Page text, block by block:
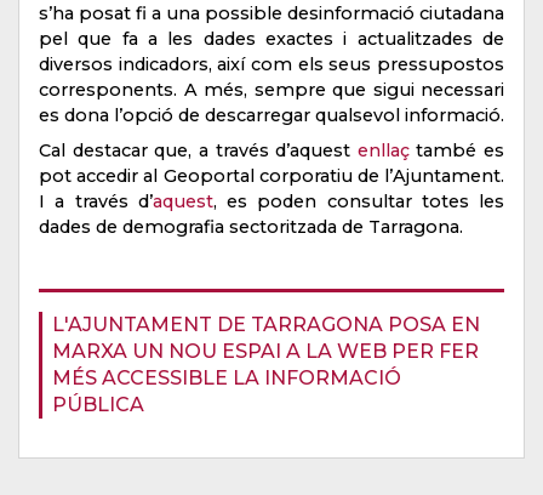
L'AJUNTAMENT DE TARRAGONA POSA EN
MARXA UN NOU ESPAI A LA WEB PER FER
MÉS ACCESSIBLE LA INFORMACIÓ
PÚBLICA
s’ha posat fi a una possible desinformació ciutadana
pel que fa a les dades exactes i actualitzades de
diversos indicadors, així com els seus pressupostos
corresponents. A més, sempre que sigui necessari
es dona l’opció de descarregar qualsevol informació.
Cal destacar que, a través d’aquest enllaçtambé es
pot accedir al Geoportal corporatiu de l’Ajuntament.
I a través d’aquest, es poden consultar totes les
dades de demografia sectoritzada de Tarragona.